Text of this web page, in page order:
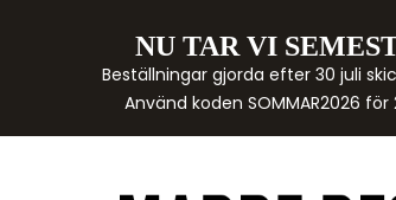
NU TAR VI
Beställningar gjorda efter 30 juli
Använd koden SOMMAR2026